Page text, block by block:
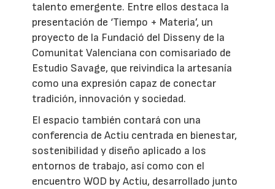
talento emergente. Entre ellos destaca la
presentación de ‘Tiempo + Materia’, un
proyecto de la Fundació del Disseny de la
Comunitat Valenciana con comisariado de
Estudio Savage, que reivindica la artesanía
como una expresión capaz de conectar
tradición, innovación y sociedad.
El espacio también contará con una
conferencia de Actiu centrada en bienestar,
sostenibilidad y diseño aplicado a los
entornos de trabajo, así como con el
encuentro WOD by Actiu, desarrollado junto